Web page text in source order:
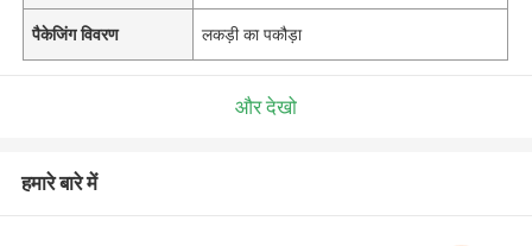
पैकेजिंग विवरण लकड़ी का पकौड़ा
और देखो
हमारे बारे में